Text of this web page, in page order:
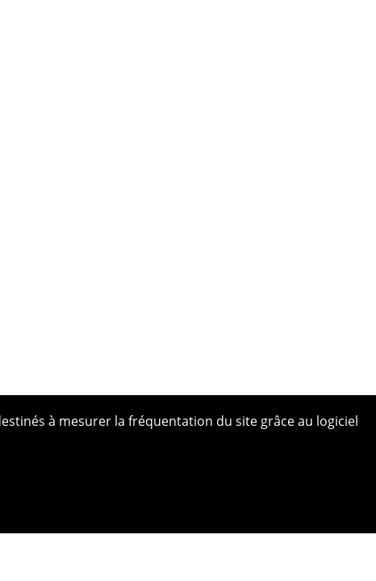
à mesurer la fréquentation du site grâce au logiciel